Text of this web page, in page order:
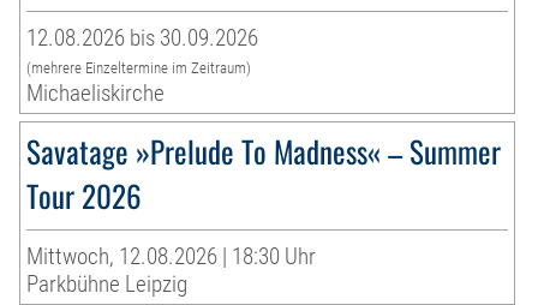
12.08.2026 bis 30.09.2026
(mehrere Einzeltermine im Zeitraum)
Michaeliskirche
Savatage »Prelude To Madness« – Summer
Tour 2026
Mittwoch, 12.08.2026 | 18:30 Uhr
Parkbühne Leipzig